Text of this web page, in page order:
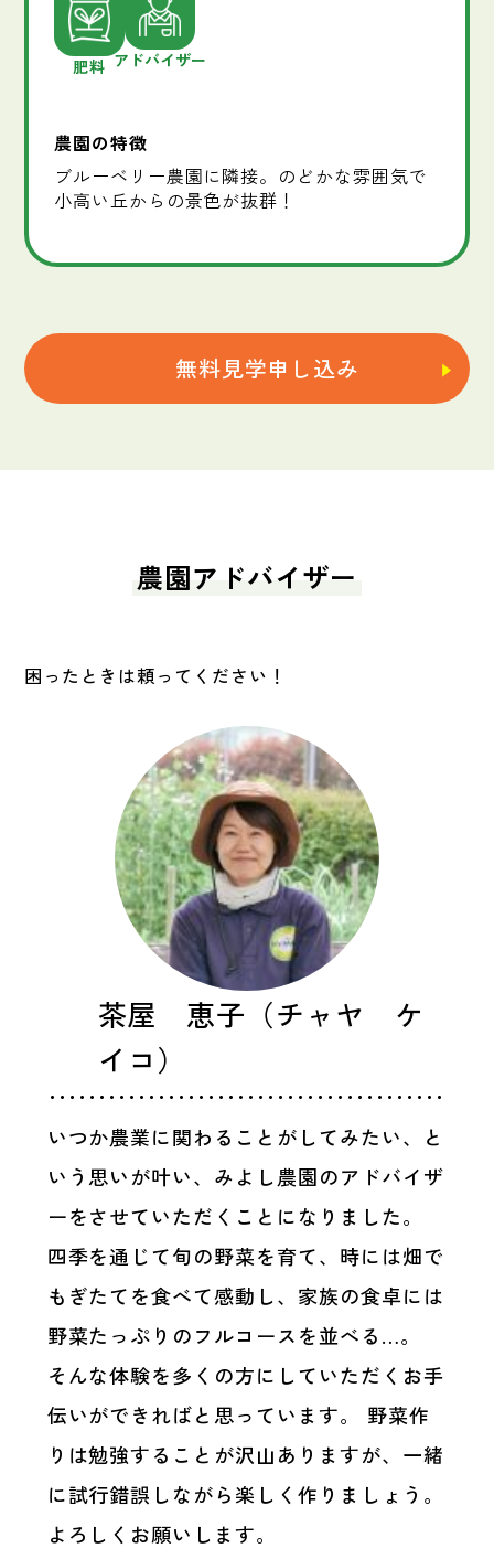
肥料 アドバイザー
農園の特徴
ブルーベリー農園に隣接。のどかな雰囲気で
小高い丘からの景色が抜群！
無料見学申し込み
農園アドバイザー
困ったときは頼ってください！
茶屋 恵子（チャヤ ケ
イコ）
いつか農業に関わることがしてみたい、と
いう思いが叶い、みよし農園のアドバイザ
ーをさせていただくことになりました。
四季を通じて旬の野菜を育て、時には畑で
もぎたてを食べて感動し、家族の食卓には
野菜たっぷりのフルコースを並べる…。
そんな体験を多くの方にしていただくお手
伝いができればと思っています。 野菜作
りは勉強することが沢山ありますが、一緒
に試行錯誤しながら楽しく作りましょう。
よろしくお願いします。